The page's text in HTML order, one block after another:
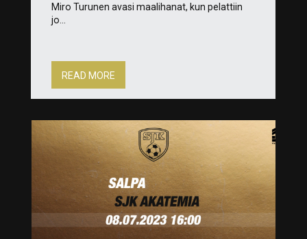
Miro Turunen avasi maalihanat, kun pelattiin
jo...
READ MORE